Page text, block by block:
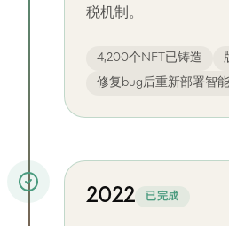
税机制。
4,200个NFT已铸造
修复bug后重新部署智
2022 已完成